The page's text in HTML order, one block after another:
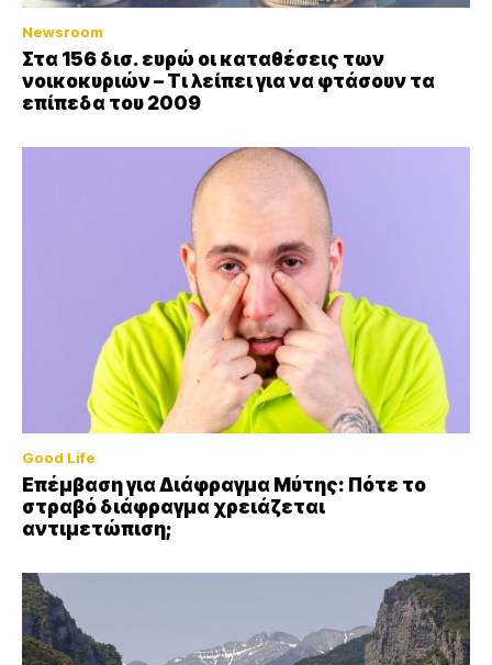
Newsroom
Στα 156 δισ. ευρώ οι καταθέσεις των
νοικοκυριών – Τι λείπει για να φτάσουν τα
επίπεδα του 2009
Good Life
Επέμβαση για Διάφραγμα Μύτης: Πότε το
στραβό διάφραγμα χρειάζεται
αντιμετώπιση;